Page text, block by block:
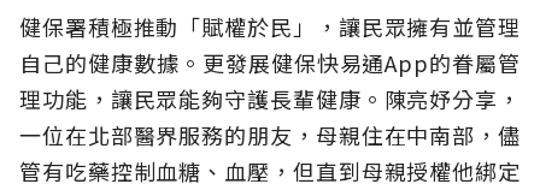
健保署積極推動「賦權於民」，讓民眾擁有並管理
自己的健康數據。更發展健保快易通App的眷屬管
理功能，讓民眾能夠守護長輩健康。陳亮妤分享，
一位在北部醫界服務的朋友，母親住在中南部，儘
管有吃藥控制血糖、血壓，但直到母親授權他綁定